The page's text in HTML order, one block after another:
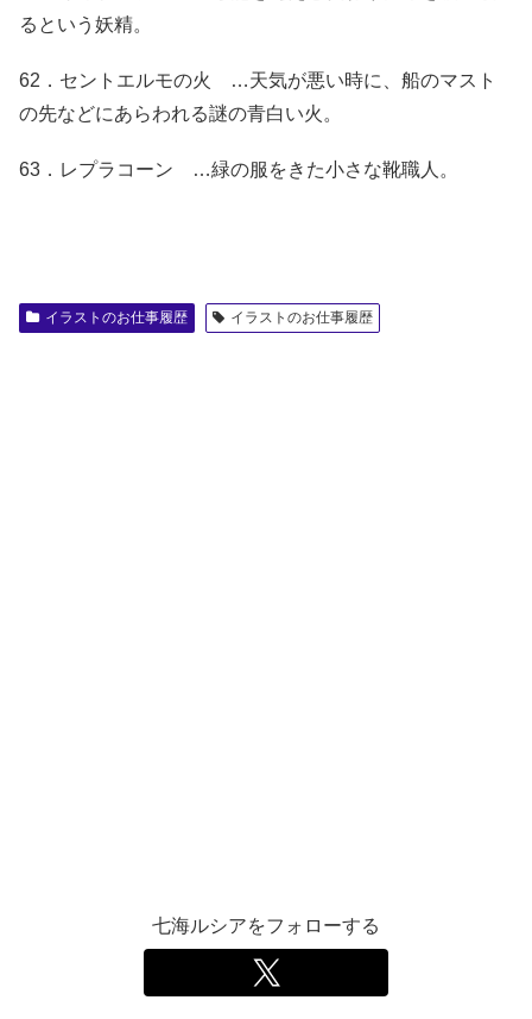
るという妖精。
62．セントエルモの火 …天気が悪い時に、船のマスト
の先などにあらわれる謎の青白い火。
63．レプラコーン …緑の服をきた小さな靴職人。
イラストのお仕事履歴 イラストのお仕事履歴
七海ルシアをフォローする